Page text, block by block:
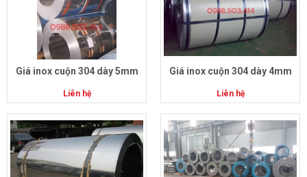
Giá inox cuộn 304 dày 5mm
Liên hệ
Giá inox cuộn 304 dày 4mm
Liên hệ